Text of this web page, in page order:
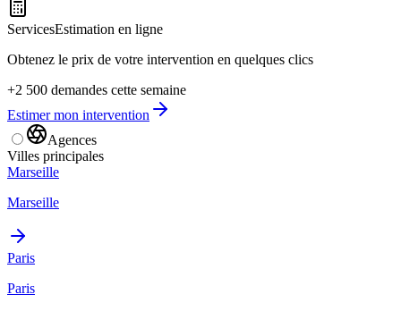
ServicesEstimation en ligne
Obtenez le prix de votre intervention en quelques clics
+2 500 demandes cette semaine
Estimer mon intervention
Agences
Villes principales
Marseille
Marseille
Paris
Paris